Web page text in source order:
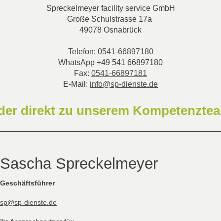
Spreckelmeyer facility service GmbH
Große Schulstrasse 17a
49078 Osnabrück
Telefon: 0541-66897180
WhatsApp +49 541 66897180
Fax: 0541-66897181
E-Mail: info@sp-dienste.de
direkt zu unserem
Sascha Spreckelmeyer
Geschäftsführer
sp@sp-dienste.de